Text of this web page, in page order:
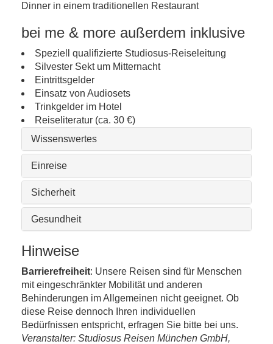
Dinner in einem traditionellen Restaurant
bei me & more außerdem inklusive
Speziell qualifizierte Studiosus-Reiseleitung
Silvester Sekt um Mitternacht
Eintrittsgelder
Einsatz von Audiosets
Trinkgelder im Hotel
Reiseliteratur (ca. 30 €)
Wissenswertes
Einreise
Sicherheit
Gesundheit
Hinweise
Barrierefreiheit: Unsere Reisen sind für Menschen
mit eingeschränkter Mobilität und anderen
Behinderungen im Allgemeinen nicht geeignet. Ob
diese Reise dennoch Ihren individuellen
Bedürfnissen entspricht, erfragen Sie bitte bei uns.
Veranstalter: Studiosus Reisen München GmbH,